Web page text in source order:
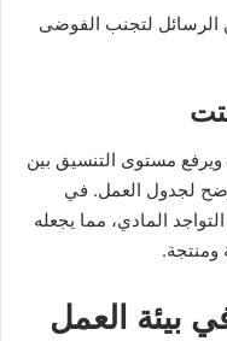
لتجنب الفوضى
ويرفع مستوى التنسيق بين
لجدول العمل. في
المادي، مما يجعله
ومنتجة.
بيئة العمل